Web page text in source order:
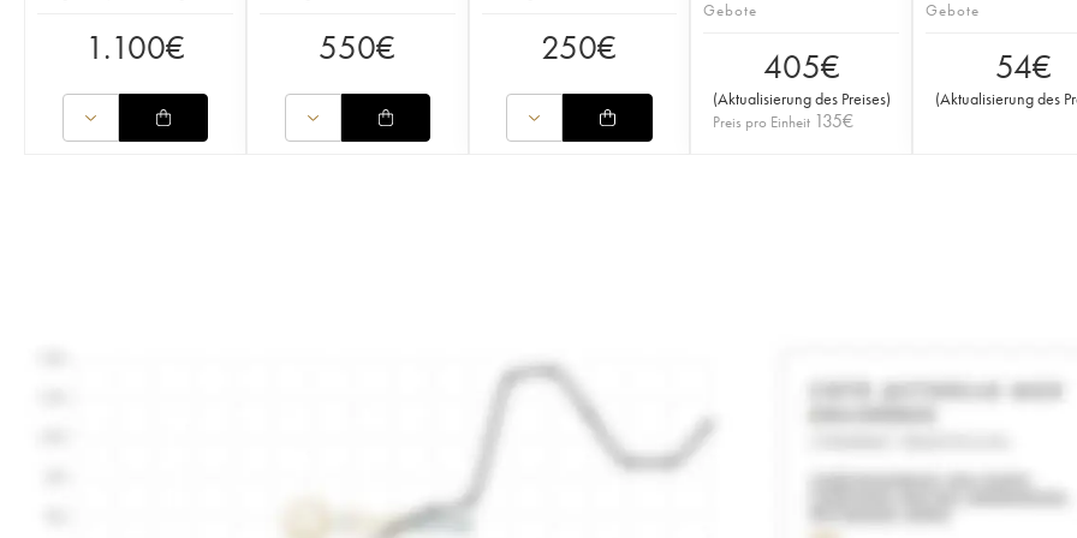
1.100€ 550€ 250€
Gebote
405€
(Aktualisierung des Preises)
Preis pro Einheit 135€
Gebote
54€
(Aktualisierung des